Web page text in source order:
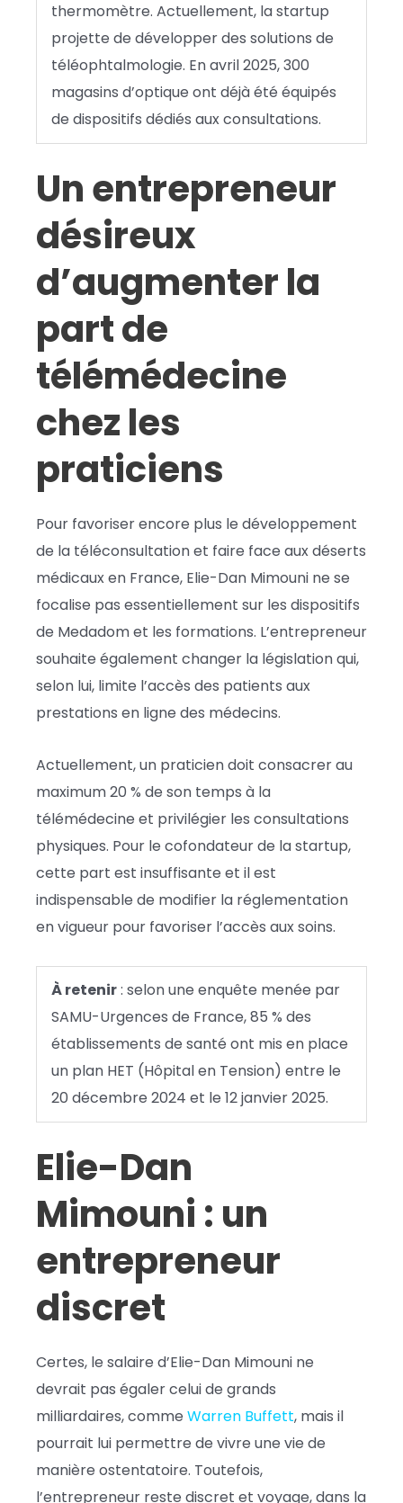
thermomètre. Actuellement, la startup
projette de développer des solutions de
téléophtalmologie. En avril 2025, 300
magasins d’optique ont déjà été équipés
de dispositifs dédiés aux consultations.
Un entrepreneur
désireux
d’augmenter la
part de
télémédecine
chez les
praticiens
Pour favoriser encore plus le développement
de la téléconsultation et faire face aux déserts
médicaux en France, Elie-Dan Mimouni ne se
focalise pas essentiellement sur les dispositifs
de Medadom et les formations. L’entrepreneur
souhaite également changer la législation qui,
selon lui, limite l’accès des patients aux
prestations en ligne des médecins.
Actuellement, un praticien doit consacrer au
maximum 20 % de son temps à la
télémédecine et privilégier les consultations
physiques. Pour le cofondateur de la startup,
cette part est insuffisante et il est
indispensable de modifier la réglementation
en vigueur pour favoriser l’accès aux soins.
À retenir: selon une enquête menée par
SAMU-Urgences de France, 85 % des
établissements de santé ont mis en place
un plan HET (Hôpital en Tension) entre le
20 décembre 2024 et le 12 janvier 2025.
Elie-Dan
Mimouni : un
entrepreneur
discret
Certes, le salaire d’Elie-Dan Mimouni ne
devrait pas égaler celui de grands
milliardaires, comme Warren Buffett, mais il
pourrait lui permettre de vivre une vie de
manière ostentatoire. Toutefois,
l’entrepreneur reste discret et voyage, dans la